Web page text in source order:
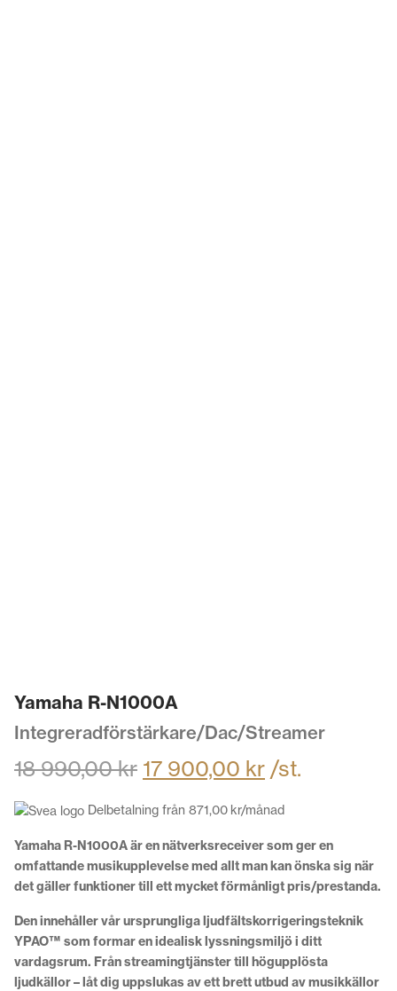
Yamaha R-N1000A
Integreradförstärkare/Dac/Streamer
18 990,00kr 17 900,00 kr /st.
Delbetalning från 871,00 kr/månad
Yamaha R-N1000A är en nätverksreceiver som ger en
omfattande musikupplevelse med allt man kan önska sig när
det gäller funktioner till ett mycket förmånligt pris/prestanda.
Den innehåller vår ursprungliga ljudfältskorrigeringsteknik
YPAO™ som formar en idealisk lyssningsmiljö i ditt
vardagsrum. Från streamingtjänster till högupplösta
ljudkällor – låt dig uppslukas av ett brett utbud av musikkällor